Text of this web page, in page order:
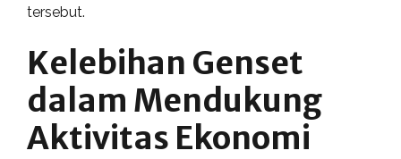
tersebut.
Kelebihan Genset
dalam Mendukung
Aktivitas Ekonomi